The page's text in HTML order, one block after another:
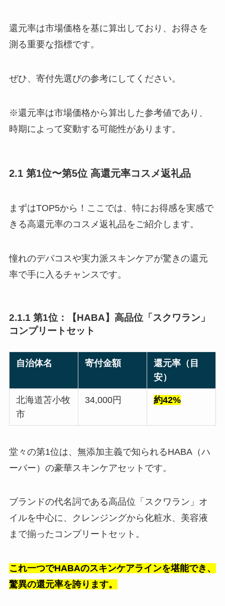
還元率は市場価格を基に算出しており、お得さを
測る重要な指標です。
ぜひ、寄付先選びの参考にしてください。
※還元率は市場価格から算出した参考値であり、
時期によって変動する可能性があります。
2.1 第1位〜第5位 高還元率コスメ返礼品
まずはTOP5から！ここでは、特にお得感を実感で
きる高還元率のコスメ返礼品をご紹介します。
憧れのデパコスや実力派スキンケアが驚きの還元
率で手に入るチャンスです。
2.1.1 第1位：【HABA】高品位「スクワラン」
コンプリートセット
自治体名 寄付金額
還元率（目
安）
北海道苫小牧
市
34,000円 約42%
堂々の第1位は、無添加主義で知られるHABA（ハ
ーバー）の豪華スキンケアセットです。
ブランドの代名詞である高品位「スクワラン」オ
イルを中心に、クレンジングから化粧水、美容液
まで揃ったコンプリートセット。
これ一つでHABAのスキンケアラインを堪能でき、
驚異の還元率を誇ります。